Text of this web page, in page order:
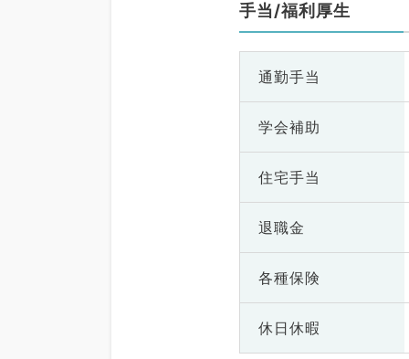
手当/福利厚生
通勤手当
学会補助
住宅手当
退職金
各種保険
休日休暇